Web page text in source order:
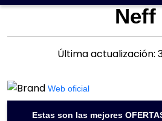
Neff
Última actualización:
Web oficial
Estas son las mejores